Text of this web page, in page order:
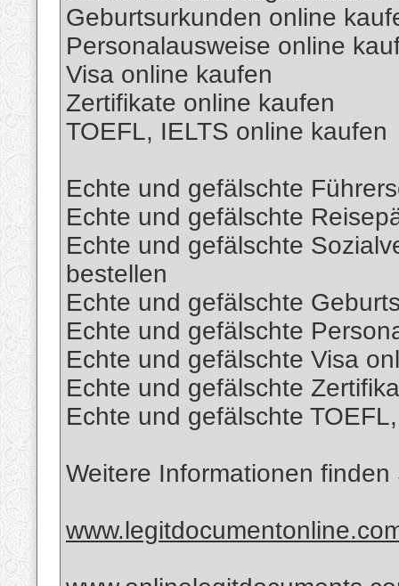
Geburtsurkunden online
Personalausweise online
Visa online kaufen
Zertifikate online kaufen
TOEFL, IELTS online kaufen
Echte und gefälschte
Echte und gefälschte
Echte und gefälschte
bestellen
Echte und gefälschte
Echte und gefälschte
Echte und gefälschte Visa
Echte und gefälschte
Echte und gefälschte
Weitere Informationen